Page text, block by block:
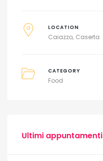
LOCATION
Caiazzo Caserta
CATEGORY
Food
Ultimi appuntamenti